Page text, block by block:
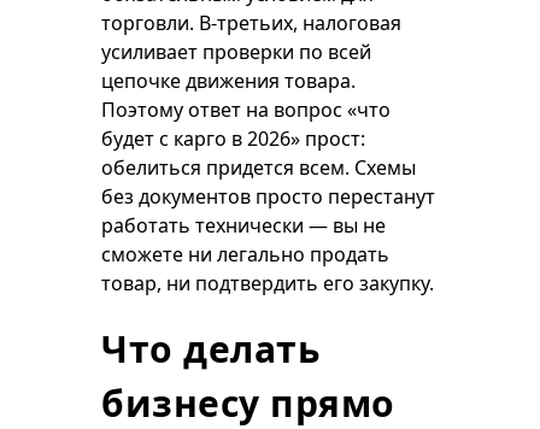
торговли. В-третьих, налоговая
усиливает проверки по всей
цепочке движения товара.
Поэтому ответ на вопрос «что
будет с карго в 2026» прост:
обелиться придется всем. Схемы
без документов просто перестанут
работать технически — вы не
сможете ни легально продать
товар, ни подтвердить его закупку.
Что делать
бизнесу прямо